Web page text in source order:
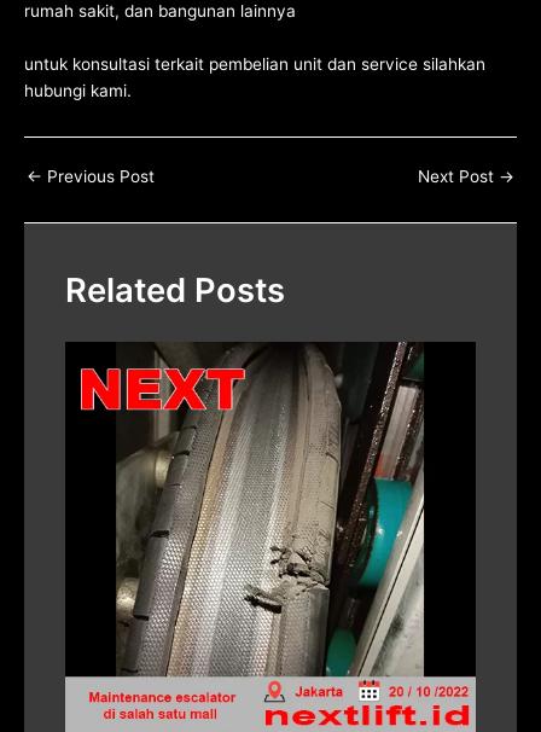
rumah sakit, dan bangunan lainnya
untuk konsultasi terkait pembelian unit dan service silahkan
hubungi kami.
← Previous Post Next Post →
Related Posts